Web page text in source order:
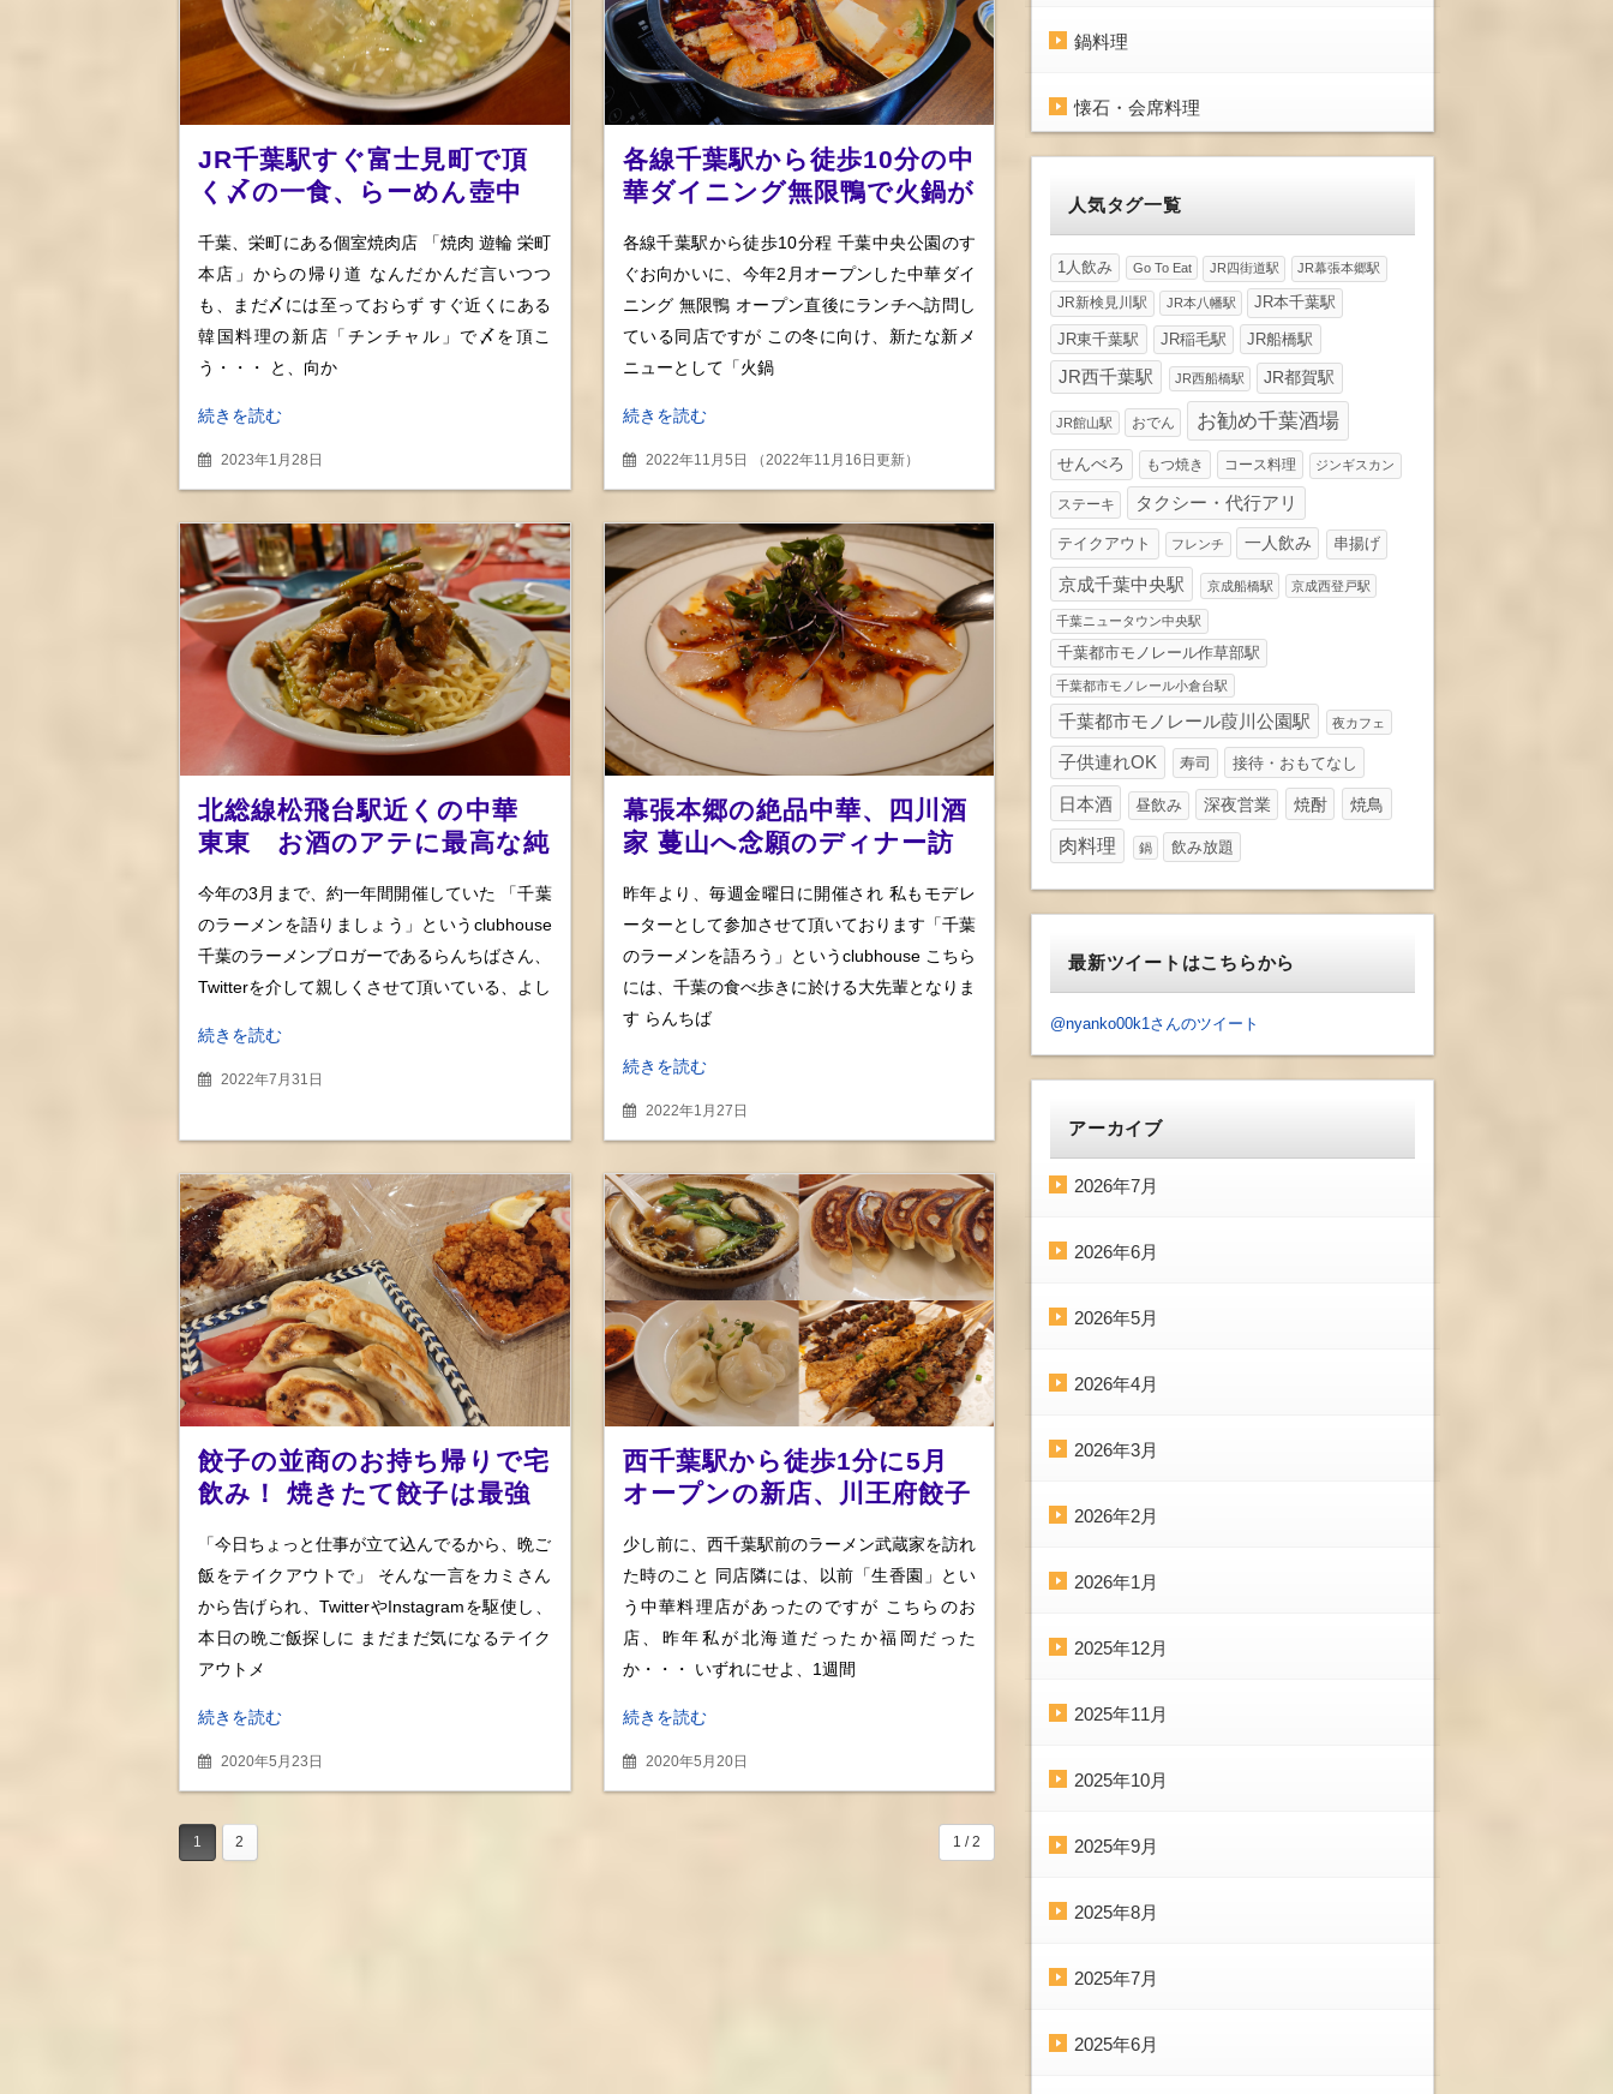
JR千葉駅すぐ富士見町で頂
く〆の一食、らーめん壺中
ンメンと堪能
千葉、栄町にある個室焼肉店 「焼肉 遊輪 栄町
本店」からの帰り道 なんだかんだ言いつつ
も、まだ〆には至っておらず すぐ近くにある
韓国料理の新店「チンチャル」で〆を頂こ
う・・・ と、向か
続きを読む
2023年1月28日
各線千葉駅から徒歩10分の中
華ダイニング無限鴨で火鍋が
わせも絶品
各線千葉駅から徒歩10分程 千葉中央公園のす
ぐお向かいに、今年2月オープンした中華ダイ
ニング 無限鴨 オープン直後にランチへ訪問し
ている同店ですが この冬に向け、新たな新メ
ニューとして「火鍋
続きを読む
2022年11月5日 （2022年11月16日更新）
北総線松飛台駅近くの中華
東東 お酒のアテに最高な純
には冷やしも
今年の3月まで、約一年間開催していた 「千葉
のラーメンを語りましょう」というclubhouse
千葉のラーメンブロガーであるらんちばさん、
Twitterを介して親しくさせて頂いている、よし
続きを読む
2022年7月31日
幕張本郷の絶品中華、四川酒
家 蔓山へ念願のディナー訪
料理に舌鼓！
昨年より、毎週金曜日に開催され 私もモデレ
ーターとして参加させて頂いております「千葉
のラーメンを語ろう」というclubhouse こちら
には、千葉の食べ歩きに於ける大先輩となりま
す らんちば
続きを読む
2022年1月27日
餃子の並商のお持ち帰りで宅
飲み！ 焼きたて餃子は最強
ラヤ風チキンライス＆イカ
フライ弁当もおつまみ
に！？
「今日ちょっと仕事が立て込んでるから、晩ご
飯をテイクアウトで」 そんな一言をカミさん
から告げられ、TwitterやInstagramを駆使し、
本日の晩ご飯探しに まだまだ気になるテイク
アウトメ
続きを読む
2020年5月23日
西千葉駅から徒歩1分に5月
オープンの新店、川王府餃子
食べ比べつつも、スパイス
全開な串焼きはお酒のアテ
に抜群！！
少し前に、西千葉駅前のラーメン武蔵家を訪れ
た時のこと 同店隣には、以前「生香園」とい
う中華料理店があったのですが こちらのお
店、昨年私が北海道だったか福岡だった
か・・・ いずれにせよ、1週間
続きを読む
2020年5月20日
1 2 1 / 2
鍋料理
懐石・会席料理
人気タグ一覧
1人飲み Go To Eat JR四街道駅 JR幕張本郷駅
JR新検見川駅 JR本八幡駅 JR本千葉駅
JR東千葉駅 JR稲毛駅 JR船橋駅
JR西千葉駅 JR西船橋駅 JR都賀駅
JR館山駅 おでん お勧め千葉酒場
せんべろ もつ焼き コース料理 ジンギスカン
ステーキ タクシー・代行アリ
テイクアウト フレンチ 一人飲み 串揚げ
京成千葉中央駅 京成船橋駅 京成西登戸駅
千葉ニュータウン中央駅
千葉都市モノレール作草部駅
千葉都市モノレール小倉台駅
千葉都市モノレール葭川公園駅 夜カフェ
子供連れOK 寿司 接待・おもてなし
日本酒 昼飲み 深夜営業 焼酎 焼鳥
肉料理 鍋 飲み放題
最新ツイートはこちらから
@nyanko00k1さんのツイート
アーカイブ
2026年7月
2026年6月
2026年5月
2026年4月
2026年3月
2026年2月
2026年1月
2025年12月
2025年11月
2025年10月
2025年9月
2025年8月
2025年7月
2025年6月